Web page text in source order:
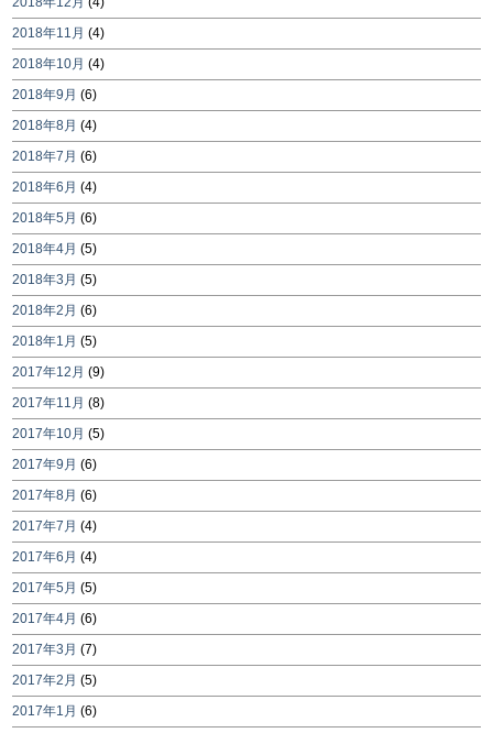
2018年11月 (4)
2018年10月 (4)
2018年9月 (6)
2018年8月 (4)
2018年7月 (6)
2018年6月 (4)
2018年5月 (6)
2018年4月 (5)
2018年3月 (5)
2018年2月 (6)
2018年1月 (5)
2017年12月 (9)
2017年11月 (8)
2017年10月 (5)
2017年9月 (6)
2017年8月 (6)
2017年7月 (4)
2017年6月 (4)
2017年5月 (5)
2017年4月 (6)
2017年3月 (7)
2017年2月 (5)
2017年1月 (6)